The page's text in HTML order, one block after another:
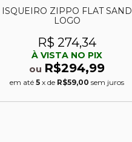
ISQUEIRO ZIPPO FLAT SAND
LOGO
R$ 274,34
À VISTA NO PIX
ou R$294,99
em até 5 x de R$59,00 sem juros